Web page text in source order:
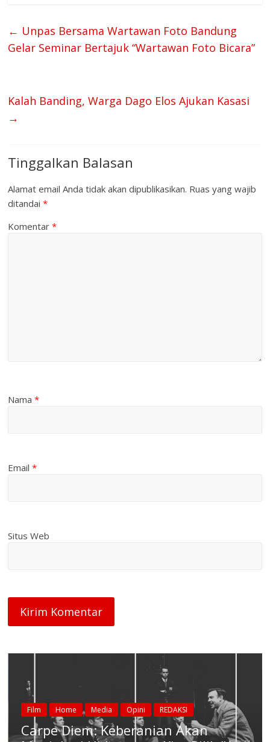
← Unpas Bersama Wartawan Foto Bandung
Gelar Seminar Bertajuk “Wartawan Foto Bicara”
Kalah Banding, Warga Dago Elos Ajukan Kasasi
→
Tinggalkan Balasan
Alamat email Anda tidak akan dipublikasikan. Ruas yang wajib
ditandai*
Komentar*
Nama*
Email*
Situs Web
Film Home Media Opini REDAKSI
Carpe Diem: Keberanian Akan